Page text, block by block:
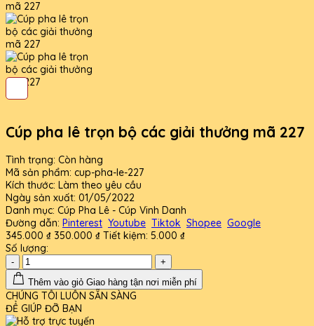
Cúp pha lê trọn bộ các giải thưởng mã 227
Tình trạng: Còn hàng
Mã sản phẩm: cup-pha-le-227
Kích thước: Làm theo yêu cầu
Ngày sản xuất: 01/05/2022
Danh mục: Cúp Pha Lê - Cúp Vinh Danh
Đường dẫn: Pinterest Youtube Tiktok Shopee Google
345.000 ₫ 350.000 ₫ Tiết kiệm: 5.000 ₫
Số lượng:
-
+
Thêm vào giỏ Giao hàng tận nơi miễn phí
CHÚNG TÔI LUÔN SẴN SÀNG
ĐỂ GIÚP ĐỠ BẠN